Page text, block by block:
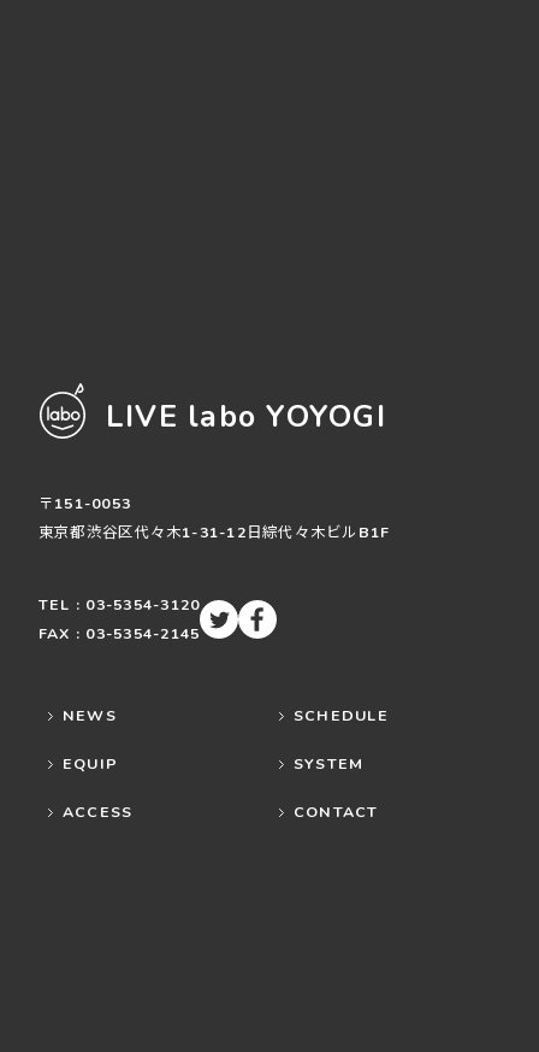
LIVE labo YOYOGI
〒151-0053
東京都渋谷区代々木1-31-12日綜代々木ビルB1F
TEL : 03-5354-3120
FAX : 03-5354-2145
NEWS SCHEDULE
EQUIP SYSTEM
ACCESS CONTACT